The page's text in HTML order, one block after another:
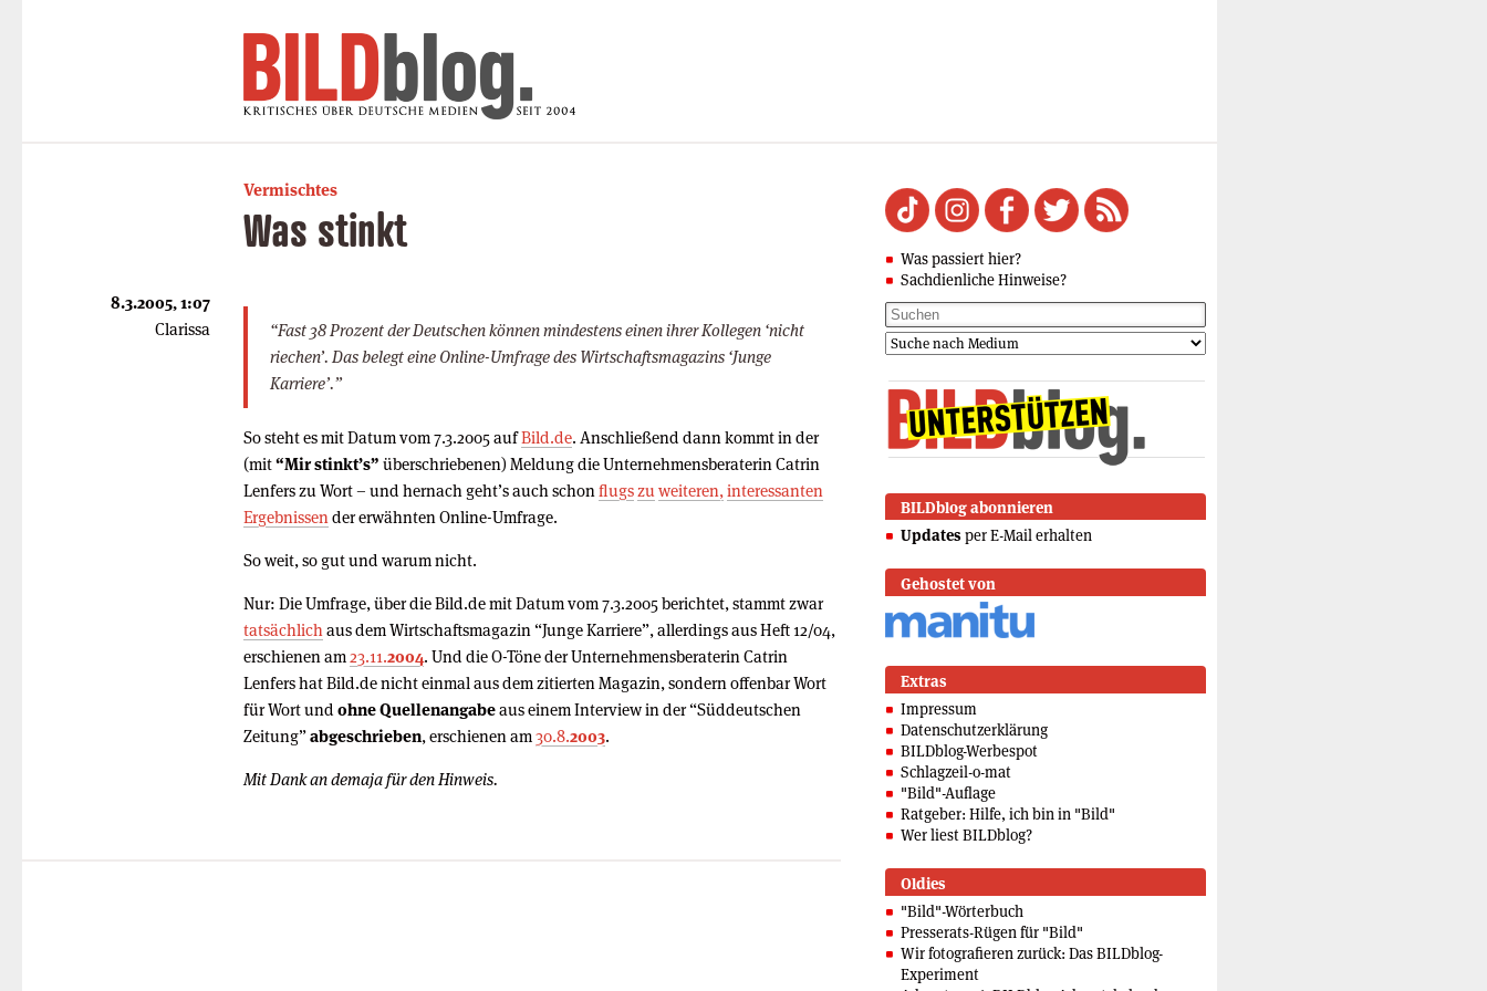
Vermischtes
Was stinkt
“Fast 38 Prozent der Deutschen können mindestens einen ihrer Kollegen ‘nicht
riechen’. Das belegt eine Online-Umfrage des Wirtschaftsmagazins ‘Junge
Karriere’.”
So steht es mit Datum vom 7.3.2005 aufBild.de. Anschließend dann kommt in der
(mit“Mir stinkt’s” überschriebenen) Meldung die Unternehmensberaterin Catrin
Lenfers zu Wort – und hernach geht’s auch schon flugs zu weiteren, interessanten
Ergebnissen der erwähnten Online-Umfrage.
So weit, so gut und warum nicht.
Nur: Die Umfrage, über die Bild.de mit Datum vom 7.3.2005 berichtet, stammt zwar
tatsächlich aus dem Wirtschaftsmagazin “Junge Karriere”, allerdings aus Heft 12/04,
erschienen am23.11.2004. Und die O-Töne der Unternehmensberaterin Catrin
Lenfers hat Bild.de nicht einmal aus dem zitierten Magazin, sondern offenbar Wort
für Wort und ohne Quellenangabeaus einem Interview in der “Süddeutschen
Zeitung”abgeschrieben, erschienen am30.8.2003.
Mit Dank an demaja für den Hinweis.
8.3.2005, 1:07
Clarissa
Was passiert hier?
Sachdienliche Hinweise?
BILDblog abonnieren
Updates per E-Mail erhalten
Gehostet von
Extras
Impressum
Datenschutzerklärung
BILDblog-Werbespot
Schlagzeil-o-mat
"Bild"-Auflage
Ratgeber: Hilfe, ich bin in "Bild"
Wer liest BILDblog?
Oldies
"Bild"-Wörterbuch
Presserats-Rügen für "Bild"
Wir fotografieren zurück: Das BILDblog-
Experiment